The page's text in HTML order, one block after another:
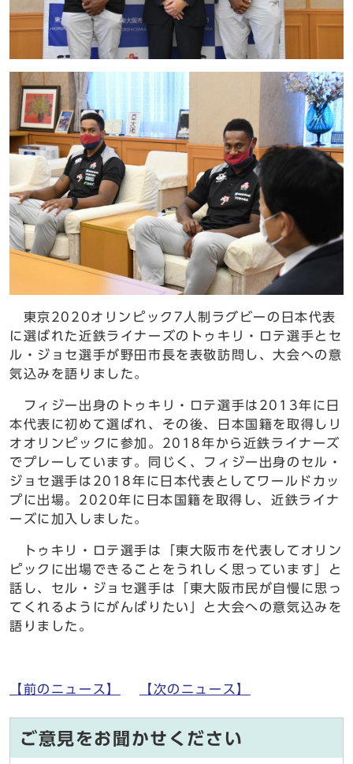
東京2020オリンピック7人制ラグビーの日本代表
に選ばれた近鉄ライナーズのトゥキリ・ロテ選手とセ
ル・ジョセ選手が野田市長を表敬訪問し、大会への意
気込みを語りました。
フィジー出身のトゥキリ・ロテ選手は2013年に日
本代表に初めて選ばれ、その後、日本国籍を取得しリ
オオリンピックに参加。2018年から近鉄ライナーズ
でプレーしています。同じく、フィジー出身のセル・
ジョセ選手は2018年に日本代表としてワールドカッ
プに出場。2020年に日本国籍を取得し、近鉄ライナ
ーズに加入しました。
トゥキリ・ロテ選手は「東大阪市を代表してオリン
ピックに出場できることをうれしく思っています」と
話し、セル・ジョセ選手は「東大阪市民が自慢に思っ
てくれるようにがんばりたい」と大会への意気込みを
語りました。
【前のニュース】 【次のニュース】
ご意見をお聞かせください